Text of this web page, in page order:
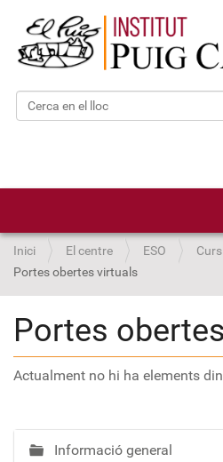
Cerca
Inici El centre ESO
Portes obertes virtuals
Portes
Actualment no hi ha elements
N
Informació general